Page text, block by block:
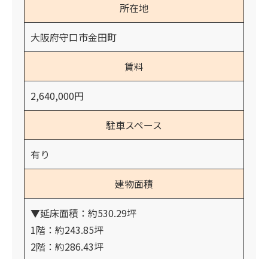
所在地
大阪府守口市金田町
賃料
2,640,000円
駐車スペース
有り
建物面積
▼延床面積：約530.29坪
1階：約243.85坪
2階：約286.43坪